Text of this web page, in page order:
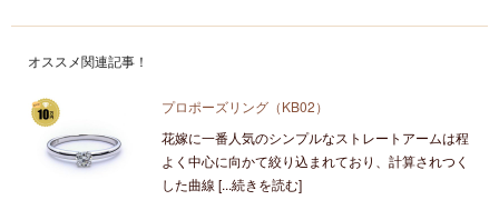
オススメ関連記事！
プロポーズリング（KB02）
花嫁に一番人気のシンプルなストレートアームは程
よく中心に向かて絞り込まれており、計算されつく
した曲線 [...続きを読む]